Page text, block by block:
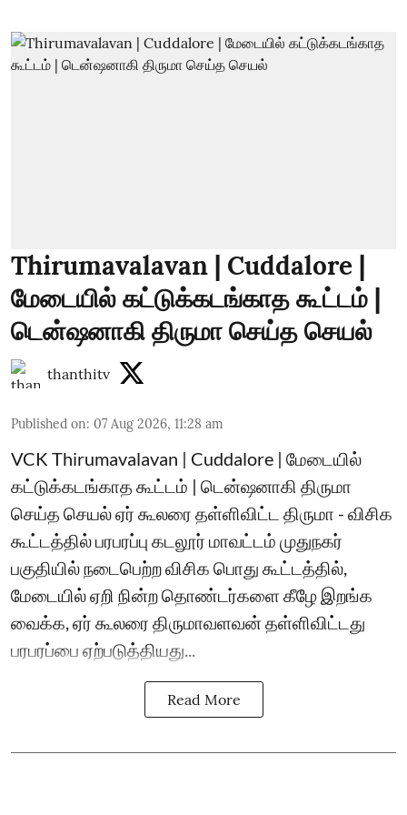
Thirumavalavan | Cuddalore |
மேடையில் கட்டுக்கடங்காத கூட்டம் |
டென்ஷனாகி திருமா செய்த செயல்
thanthitv
Published on: 07 Aug 2026, 11:28 am
VCK Thirumavalavan | Cuddalore | மேடையில்
கட்டுக்கடங்காத கூட்டம் | டென்ஷனாகி திருமா
செய்த செயல் ஏர் கூலரை தள்ளிவிட்ட திருமா - விசிக
கூட்டத்தில் பரபரப்பு கடலூர் மாவட்டம் முதுநகர்
பகுதியில் நடைபெற்ற விசிக பொது கூட்டத்தில்,
மேடையில் ஏறி நின்ற தொண்டர்களை கீழே இறங்க
வைக்க, ஏர் கூலரை திருமாவளவன் தள்ளிவிட்டது
பரபரப்பை ஏற்படுத்தியது...
Read More